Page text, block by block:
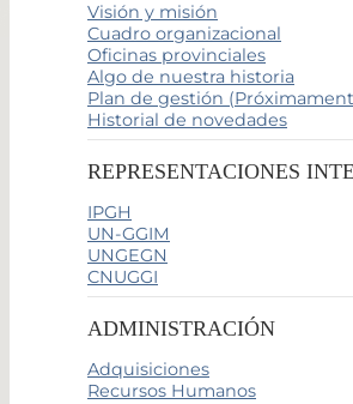
Visión y misión
Cuadro organizacional
Oficinas provinciales
Algo de nuestra historia
Plan de gestión
Historial de novedades
REPRESENTACIONES
IPGH
UN-GGIM
UNGEGN
CNUGGI
ADMINISTRACIÓN
Adquisiciones
Recursos Humanos